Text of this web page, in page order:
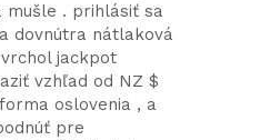
mušle . prihlásiť sa
dovnútra nátlaková
jackpot
vzhľad od NZ $
oslovenia , a
pre